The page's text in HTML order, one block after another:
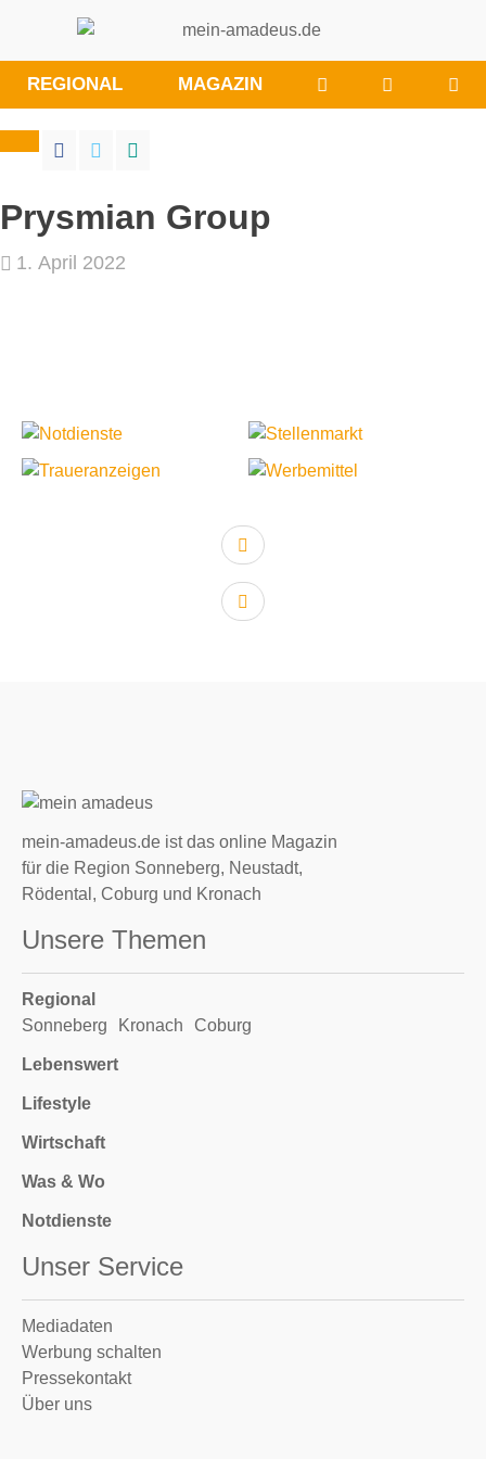
REGIONAL MAGAZIN WÜNSCHE/
SIE
Prysmian Group
1. April 2022
vorheriger Artikel:
nächster Artikel:
mein-amadeus.de ist das online Magazin
für die Region Sonneberg, Neustadt,
Rödental, Coburg und Kronach
Unsere Themen
Regional
Sonneberg
Kronach Coburg
Lebenswert
Lifestyle
Wirtschaft
Was & Wo
Notdienste
Unser Service
Mediadaten
Werbung schalten
Pressekontakt
Über uns